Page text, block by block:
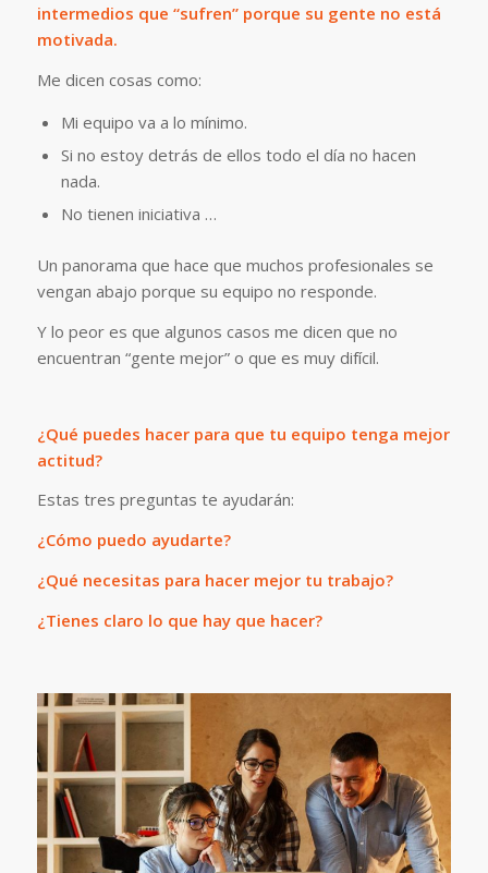
intermedios que “sufren” porque su gente no está
motivada.
Me dicen cosas como:
Mi equipo va a lo mínimo.
Si no estoy detrás de ellos todo el día no hacen
nada.
No tienen iniciativa …
Un panorama que hace que muchos profesionales se
vengan abajo porque su equipo no responde.
Y lo peor es que algunos casos me dicen que no
encuentran “gente mejor” o que es muy difícil.
¿Qué puedes hacer para que tu equipo tenga mejor
actitud?
Estas tres preguntas te ayudarán:
¿Cómo puedo ayudarte?
¿Qué necesitas para hacer mejor tu trabajo?
¿Tienes claro lo que hay que hacer?